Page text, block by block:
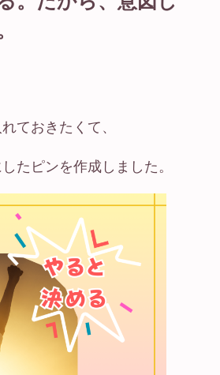
ておきたくて、
たピンを作成しました。